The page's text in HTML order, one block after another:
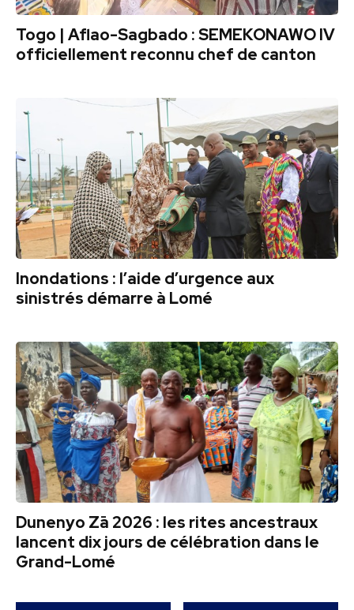
Togo | Aflao-Sagbado : SEMEKONAWO IV
officiellement reconnu chef de canton
Inondations : l’aide d’urgence aux
sinistrés démarre à Lomé
Dunenyo Zā 2026 : les rites ancestraux
lancent dix jours de célébration dans le
Grand-Lomé